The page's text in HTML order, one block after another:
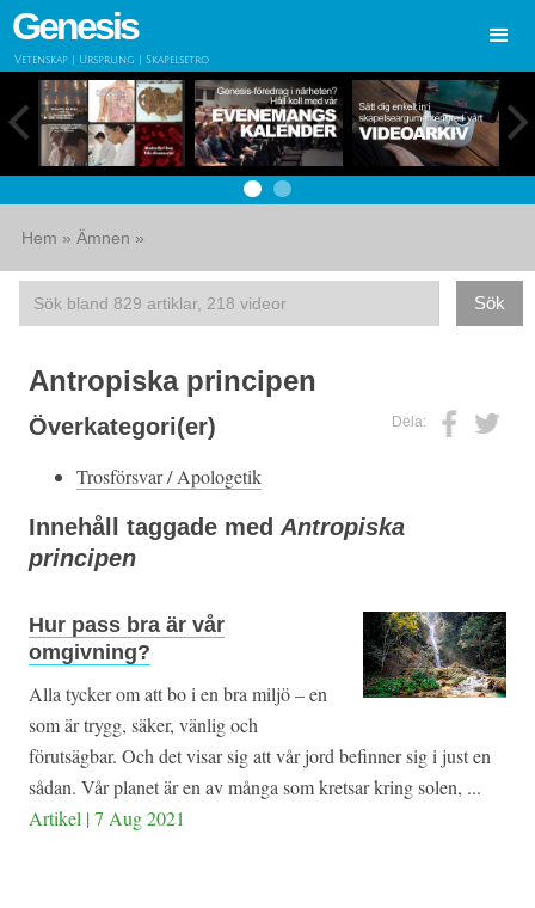
Genesis
Vetenskap | Ursprung | Skapelsetro
Hem » Ämnen »
Antropiska principen
Dela:
Överkategori(er)
Trosförsvar / Apologetik
Innehåll taggade med Antropiska
principen
Hur pass bra är vår
omgivning?
Alla tycker om att bo i en bra miljö – en
som är trygg, säker, vänlig och
förutsägbar. Och det visar sig att vår jord befinner sig i just en
sådan. Vår planet är en av många som kretsar kring solen, ...
Artikel | 7 Aug 2021